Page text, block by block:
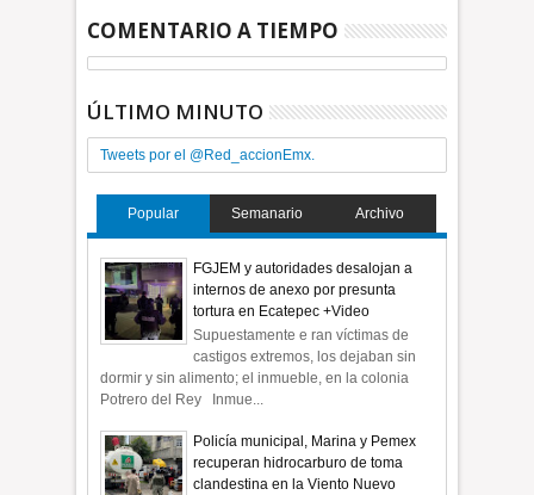
COMENTARIO A TIEMPO
ÚLTIMO MINUTO
Tweets por el @Red_accionEmx.
Popular Semanario Archivo
FGJEM y autoridades desalojan a
internos de anexo por presunta
tortura en Ecatepec +Video
Supuestamente e ran víctimas de
castigos extremos, los dejaban sin
dormir y sin alimento; el inmueble, en la colonia
Potrero del Rey Inmue...
Policía municipal, Marina y Pemex
recuperan hidrocarburo de toma
clandestina en la Viento Nuevo